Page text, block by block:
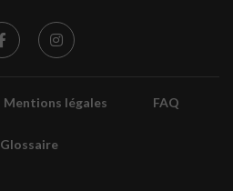
Mentions légales FAQ
Glossaire